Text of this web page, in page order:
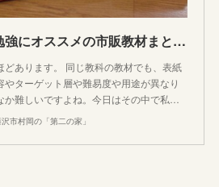
小学生や中学生の勉強にオススメの市販教材まとめ【保存版】
どあります。 同じ教科の教材でも、表紙
ターゲット層や難易度や用途が異なり
か難しいですよね。今日はその中で私…
市村岡の「第二の家」